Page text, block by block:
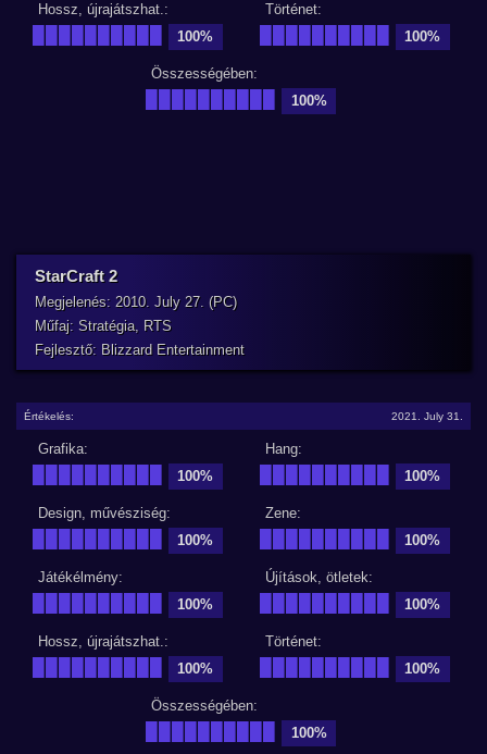
Hossz, újrajátszhat.:
100%
Történet:
100%
Összességében:
100%
StarCraft 2
Megjelenés: 2010. July 27. (PC)
Műfaj: Stratégia, RTS
Fejlesztő: Blizzard Entertainment
Értékelés: 2021. July 31.
Grafika:
100%
Hang:
100%
Design, művésziség:
100%
Zene:
100%
Játékélmény:
100%
Újítások, ötletek:
100%
Hossz, újrajátszhat.:
100%
Történet:
100%
Összességében:
100%